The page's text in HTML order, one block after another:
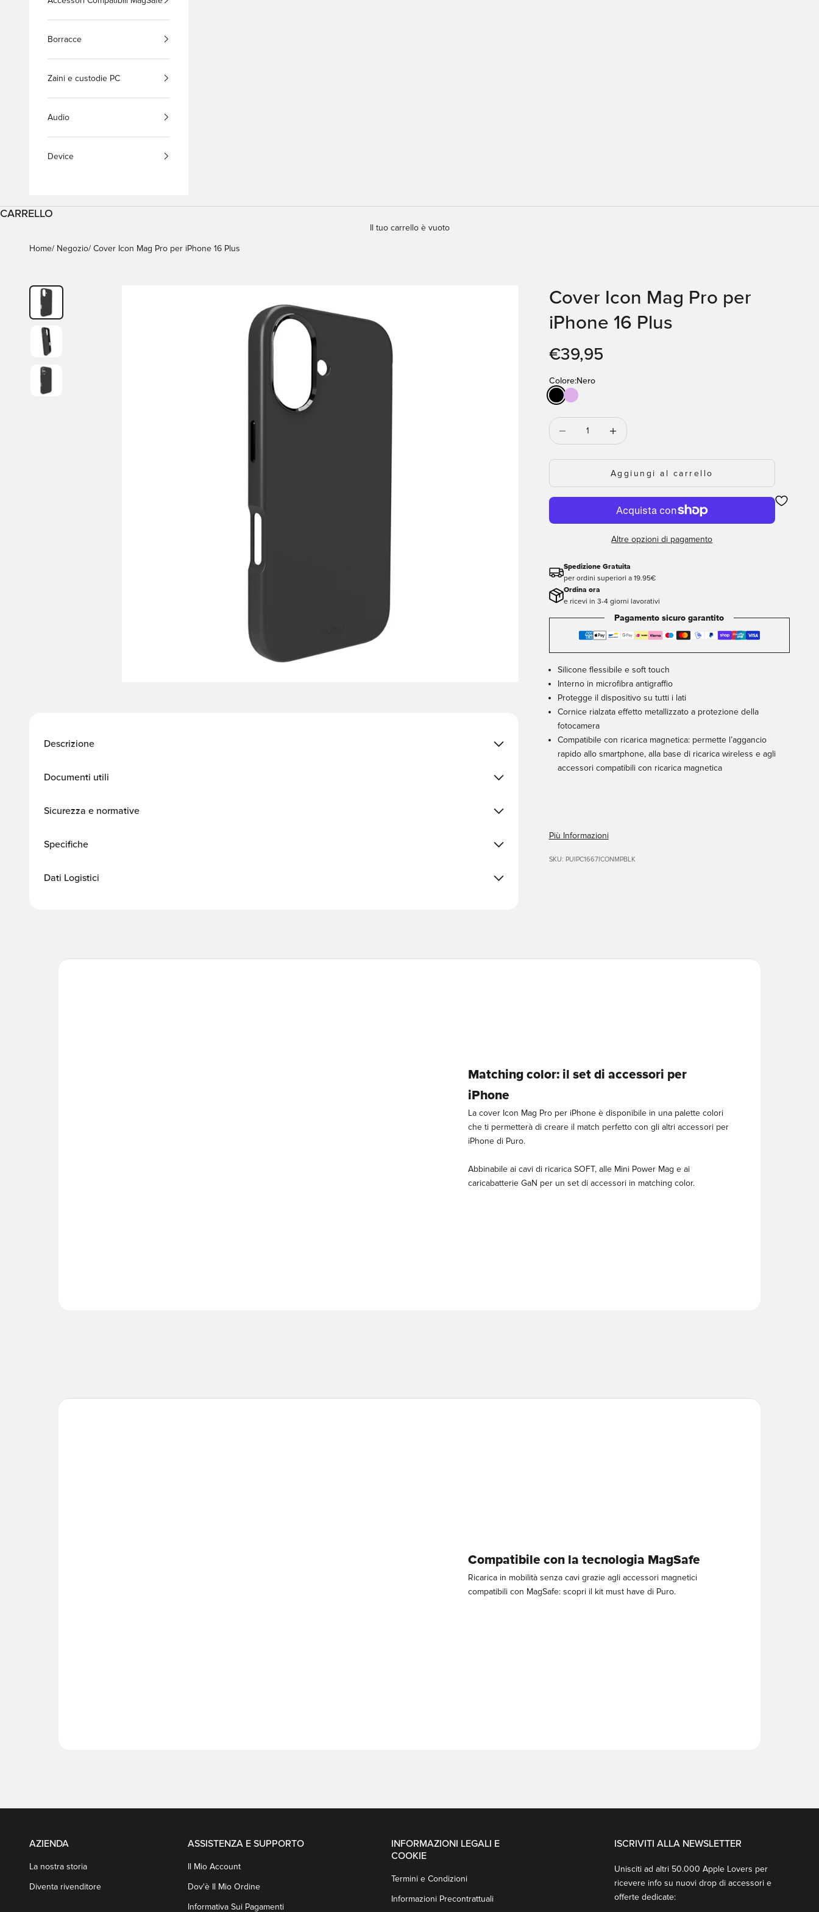
Borracce
Zaini e custodie PC
Audio
Device
CARRELLO
Il tuo carrello è vuoto
Home Negozio Cover Icon Mag Pro per iPhone 16 Plus
Cover Icon Mag Pro per
iPhone 16 Plus
Prezzo scontato
€39,95
Colore:Nero
NeroCoraltastic
Diminuisci quantitàDiminuisci quantità
Aggiungi al carrello
Altre opzioni di pagamento
Spedizione Gratuita
per ordini superiori a 19.95€
Ordina ora
e ricevi in 3-4 giorni lavorativi
Pagamento sicuro garantito
Silicone flessibile e soft touch
Interno in microfibra antigraffio
Protegge il dispositivo su tutti i lati
Cornice rialzata effetto metallizzato a protezione della
fotocamera
Compatibile con ricarica magnetica: permette l’aggancio
rapido allo smartphone, alla base di ricarica wireless e agli
accessori compatibili con ricarica magnetica
Più Informazioni
SKU: PUIPC1667ICONMPBLK
Descrizione
Documenti utili
Sicurezza e normative
Specifiche
Dati Logistici
Matching color: il set di accessori per
iPhone
La cover Icon Mag Pro per iPhone è disponibile in una palette colori
che ti permetterà di creare il match perfetto con gli altri accessori per
iPhone di Puro.
Abbinabile ai cavi di ricarica SOFT, alle Mini Power Mag e ai
caricabatterie GaN per un set di accessori in matching color.
Compatibile con la tecnologia MagSafe
Ricarica in mobilità senza cavi grazie agli accessori magnetici
compatibili con MagSafe: scopri il kit must have di Puro.
AZIENDA
La nostra storia
Diventa rivenditore
ASSISTENZA E SUPPORTO
Il Mio Account
Dov'è Il Mio Ordine
Informativa Sui Pagamenti
INFORMAZIONI LEGALI E
COOKIE
Termini e Condizioni
Informazioni Precontrattuali
ISCRIVITI ALLA NEWSLETTER
Unisciti ad altri 50.000 Apple Lovers per
ricevere info su nuovi drop di accessori e
offerte dedicate: